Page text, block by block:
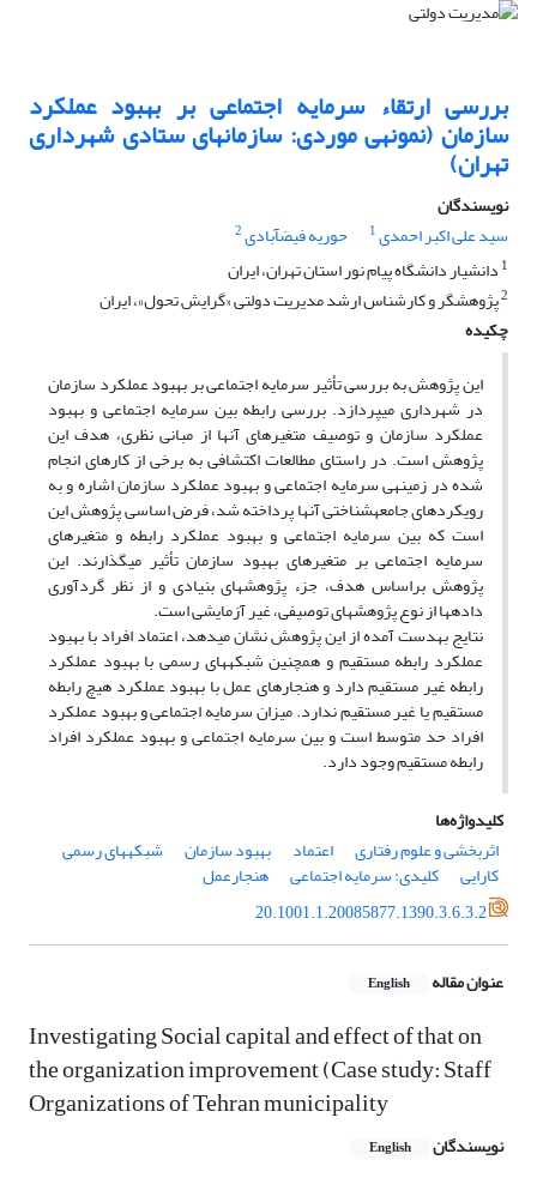
بررسی ارتقاء سرمایه اجتماعی بر بهبود عملکرد
سازمان (نمونه‎ی موردی: سازمان‎های ستادی شهرداری
تهران)
نویسندگان
سید علی اکبر احمدی1 حوریه فیض‎آبادی
2
1 دانشیار دانشگاه پیام نور استان تهران، ایران
2پژوهشگر و کارشناس ارشد مدیریت دولتی «گرایش تحول»، ایران
چکیده
این پژوهش به بررسی تأثیر سرمایه اجتماعی بر بهبود عملکرد سازمان
در شهرداری می‎پردازد. بررسی رابطه بین سرمایه اجتماعی و بهبود
عملکرد سازمان و توصیف متغیرهای آن‎ها از مبانی نظری، هدف این
پژوهش است. ‌در راستای مطالعات اکتشافی به برخی از کارهای انجام
شده در زمینه‎ی سرمایه اجتماعی و بهبود عملکرد سازمان اشاره و به
رویکردهای جامعه‎شناختی آن‎ها پرداخته شد، فرض اساسی پژوهش این
است که بین سرمایه اجتماعی و بهبود عملکرد رابطه و متغیرهای
سرمایه اجتماعی بر متغیرهای بهبود سازمان تأثیر می‎گذارند. این
پژوهش براساس هدف، جزء پژوهش‎های بنیادی و از نظر گردآوری
داده‎ها از نوع پژوهش‎های توصیفی، غیر آزمایشی است.
نتایج به‎دست آمده از این پژوهش نشان می‎دهد، اعتماد افراد با بهبود
عملکرد رابطه مستقیم و همچنین شبکه‎های رسمی با بهبود عملکرد
رابطه غیر مستقیم دارد و هنجارهای عمل با بهبود عملکرد هیچ رابطه
مستقیم یا غیر مستقیم ندارد. میزان سرمایه اجتماعی و بهبود عملکرد
افراد حد متوسط است و بین سرمایه اجتماعی و بهبود عملکرد افراد
رابطه مستقیم وجود دارد.
کلیدواژه‌ها
اثربخشی و علوم رفتاری
اعتماد بهبود سازمان شبکه‎های رسمی
کارایی کلیدی: سرمایه اجتماعی
هنجارعمل
20.1001.1.20085877.1390.3.6.3.2
عنوان مقاله English
Investigating Social capital and effect of that on
the organization improvement (Case study: Staff
Organizations of Tehran municipality
نویسندگان English